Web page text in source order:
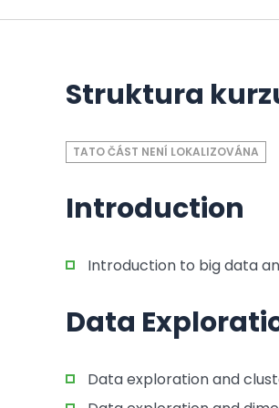
Struktura
TATO ČÁST NENÍ LOKALIZOVÁNA
Introduction
Introduction to big data
Data
Data exploration and